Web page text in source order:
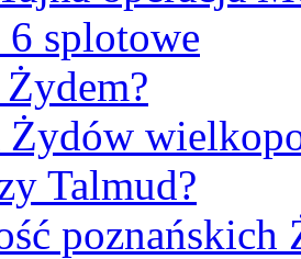
6 splotowe
Żydów
Talmud?
poznańskich